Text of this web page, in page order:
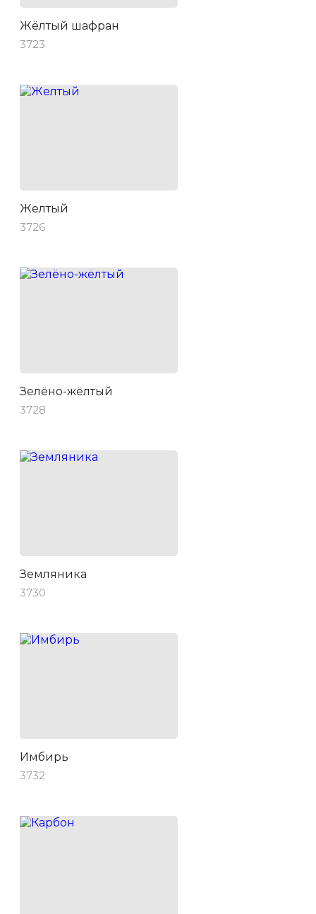
Жёлтый шафран
3723
Желтый
3726
Зелёно-жёлтый
3728
Земляника
3730
Имбирь
3732